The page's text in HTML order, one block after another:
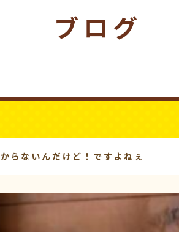
マーケティング
パワーシニア
ブログ
らないんだけど！ですよねぇ